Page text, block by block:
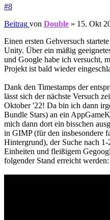
#8
Beitrag von Double » 15. Okt
Einen ersten Gehversuch
Unity. Über ein mäßig
und Google habe ich versucht,
Projekt ist bald wieder
Dank den Timestamps der
lässt sich der nächste Versuch
Oktober '22! Da bin ich dann
Bundle Stars) an ein
mich dann dort ein bisschen
in GIMP (für den insbesondere
Hintergrund), der Suche nach
Einheiten und fleißigem
folgender Stand erreicht werden: